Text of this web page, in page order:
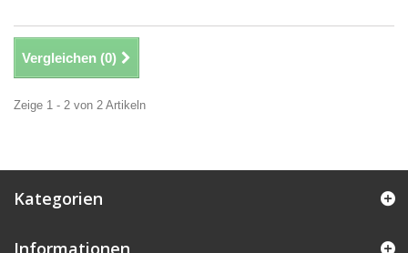
Vergleichen (0)
Zeige 1 - 2 von 2 Artikeln
Kategorien
Informationen